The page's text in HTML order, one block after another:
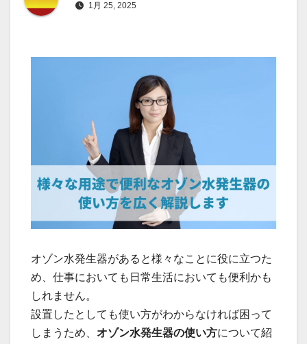
1月 25, 2025
オゾン水発生器があると様々なことに役に立つた
め、仕事においても日常生活においても便利かも
しれません。
設置したとしても使い方がわからなければ困って
しまうため、 オゾン水発生器の使い方について紹